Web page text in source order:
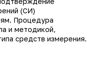
(СИ)
Процедура
и методикой,
средств измерения.